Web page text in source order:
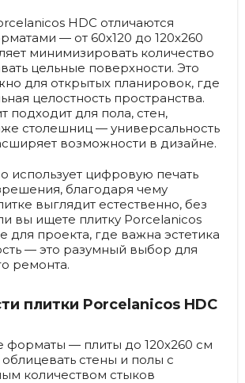
HDC отличаются
— от 60х120 до 120х260
минимизировать количество
цельные поверхности. Это
для открытых планировок, где
целостность пространства.
подходит для пола, стен,
столешниц — универсальность
возможности в дизайне.
использует цифровую печать
благодаря чему
выглядит естественно, без
вы ищете плитку Porcelanicos
для проекта, где важна эстетика
— это разумный выбор для
ремонта.
плитки Porcelanicos HDC
форматы — плиты до 120х260 см
стены и полы с
количеством стыков